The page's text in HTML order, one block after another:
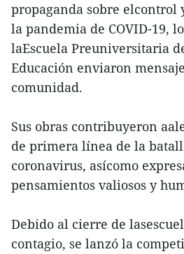
propaganda sobre elcontrol
la pandemia de COVID-19,
laEscuela Preuniversitaria
Educación enviaron
comunidad.
Sus obras contribuyeron
de primera línea de la
coronavirus, asícomo
pensamientos valiosos y
Debido al cierre de
contagio, se lanzó la